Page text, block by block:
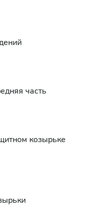
часть
козырьке